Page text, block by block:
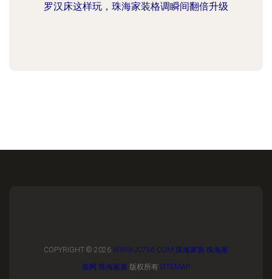
罗汉床这样玩，珠海家装格调瞬间翻倍升级
COPYRIGHT © 2026 WWW.J0756.COM 珠海家装 珠海家
装网 珠海家装 版权所有 SITEMAP